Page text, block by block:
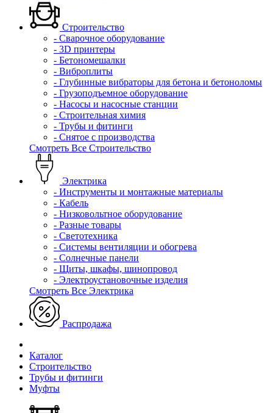
Строительство
- Сварочное оборудование
- 3D принтеры
- Бетономешалки
- Виброплиты
- Глубинные вибраторы для бетона и бетоноломы
- Грузоподъемное оборудование
- Насосы и насосные станции
- Строительная химия
- Трубы и фитинги
- Снятое с производства
Смотреть Все Строительство
Электрика
- Инструменты и монтажные материалы
- Кабель
- Низковольтное оборудование
- Разные товары
- Светотехника
- Системы вентиляции и обогрева
- Солнечные панели
- Щиты, шкафы, шинопровод
- Электроустановочные изделия
Смотреть Все Электрика
Распродажа
Каталог
Строительство
Трубы и фитинги
Муфты